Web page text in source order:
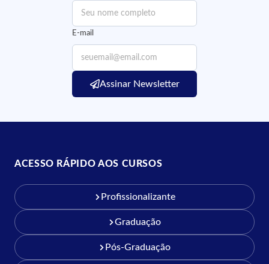
E-mail
Assinar Newsletter
ACESSO RÁPIDO AOS CURSOS
Profissionalizante
Graduação
Pós-Graduação